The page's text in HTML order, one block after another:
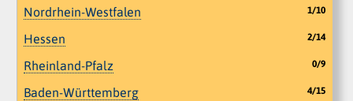
Nordrhein-Westfalen 1/10
Hessen 2/14
Rheinland-Pfalz 0/9
Baden-Württemberg 4/15